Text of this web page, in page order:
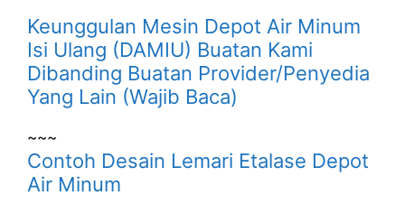
Keunggulan Mesin Depot Air Minum
Isi Ulang (DAMIU) Buatan Kami
Dibanding Buatan Provider/Penyedia
Yang Lain (Wajib Baca)
~~~
Contoh Desain Lemari Etalase Depot
Air Minum